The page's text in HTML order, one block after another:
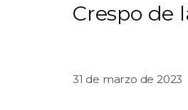
Crespo de
31 de marzo de 2023